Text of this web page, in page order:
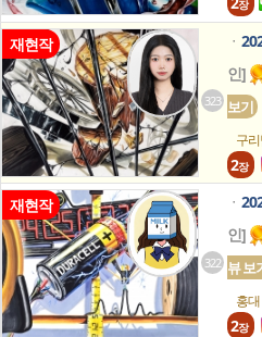
장
재현작
323
ㆍ
인]
보기
구
2장
재현작
322
ㆍ
인]
뷰 보
홍
2장